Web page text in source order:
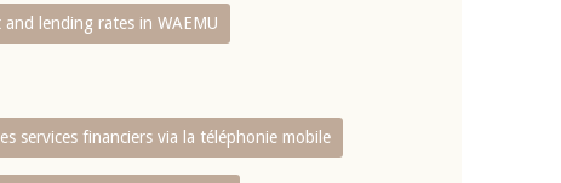
lending rates in WAEMU
services financiers via la téléphonie mobile